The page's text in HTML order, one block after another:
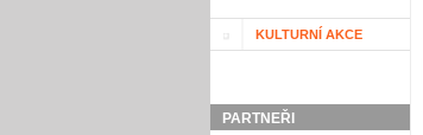
KULTURNÍ AKCE
PARTNEŘI